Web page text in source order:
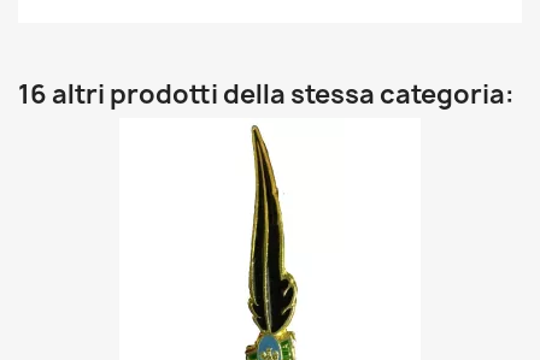
16 altri prodotti della stessa categoria: